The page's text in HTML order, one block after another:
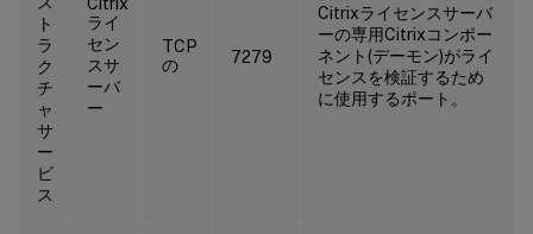
ト
ラ
ク
チ
ャ
サ
ー
ビ
ス
ライ
セン
スサ
ーバ
ー
TCP
の
7279
Citrixライセンスサーバ
ーの専用Citrixコンポー
ネント(デーモン)がライ
センスを検証するため
に使用するポート。